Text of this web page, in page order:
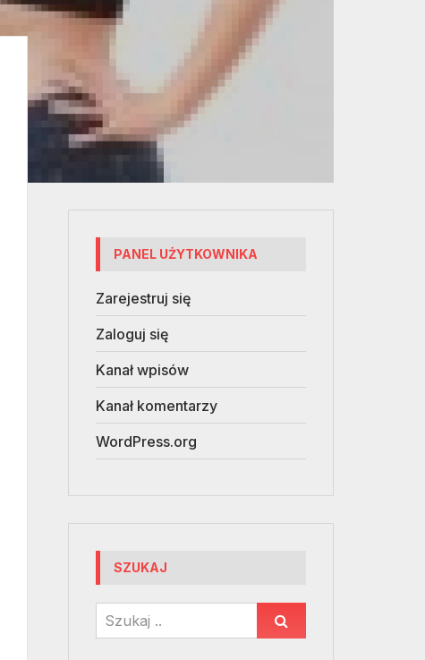
PANEL UŻYTKOWNIKA
Zarejestruj się
Zaloguj się
Kanał wpisów
Kanał komentarzy
WordPress.org
SZUKAJ